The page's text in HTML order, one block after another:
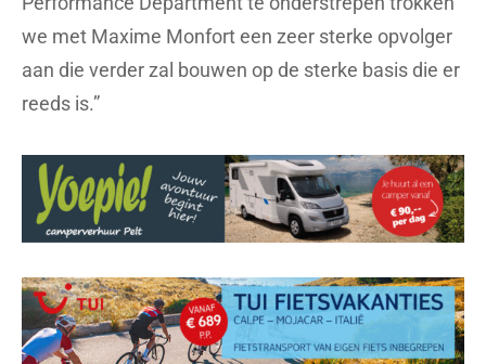
we met Maxime Monfort een zeer sterke opvolger
aan die verder zal bouwen op de sterke basis die er
reeds is.”